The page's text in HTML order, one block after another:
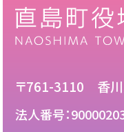
〒761-3110 香
法人番号：